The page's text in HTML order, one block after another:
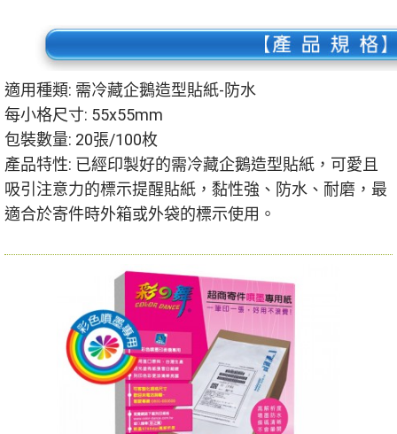
適用種類: 需冷藏企鵝造型貼紙-防水
每小格尺寸: 55x55mm
包裝數量: 20張/100枚
產品特性: 已經印製好的需冷藏企鵝造型貼紙，可愛且
吸引注意力的標示提醒貼紙， 黏性強、防水、耐磨， 最
適合於寄件時外箱或外袋的標示使用。